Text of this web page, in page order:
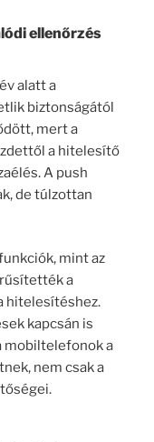
ellenőrzés
alatt a
biztonságától
mert a
a hitelesítő
A push
de túlzottan
mint az
a
hitelesítéshez.
kapcsán is
mobiltelefonok a
nem csak a